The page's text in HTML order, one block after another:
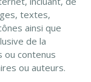
textes,
ainsi que
de la
ou contenus
ou auteurs.